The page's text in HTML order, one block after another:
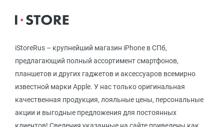
iStoreRus – крупнейший магазин iPhone в СПб,
предлагающий полный ассортимент смартфонов,
планшетов и других гаджетов и аксессуаров всемирно
известной марки Apple. У нас только оригинальная
качественная продукция, лояльные цены, персональные
акции и выгодные предложения для постоянных